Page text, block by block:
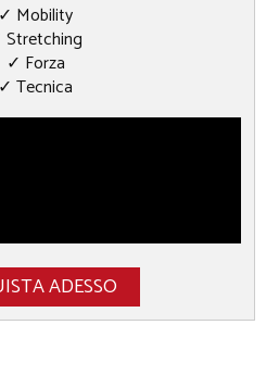
✓ Mobility
✓ Forza
✓ Tecnica
ADESSO